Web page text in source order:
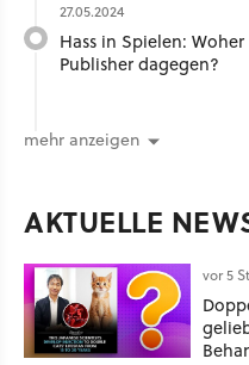
27.05.2024
Hass in Spielen:
Publisher dagegen?
mehr anzeigen
AKTUELLE
vor 5